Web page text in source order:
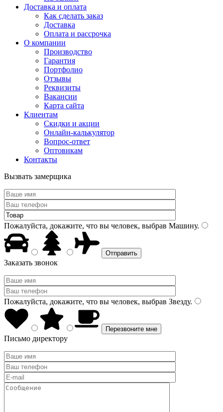
Доставка и оплата
Как сделать заказ
Доставка
Оплата и рассрочка
О компании
Производство
Гарантия
Портфолио
Отзывы
Реквизиты
Вакансии
Карта сайта
Клиентам
Скидки и акции
Онлайн-калькулятор
Вопрос-ответ
Оптовикам
Контакты
Вызвать замерщика
Пожалуйста, докажите, что вы человек, выбрав Машину.
Заказать звонок
Пожалуйста, докажите, что вы человек, выбрав Звезду.
Письмо директору